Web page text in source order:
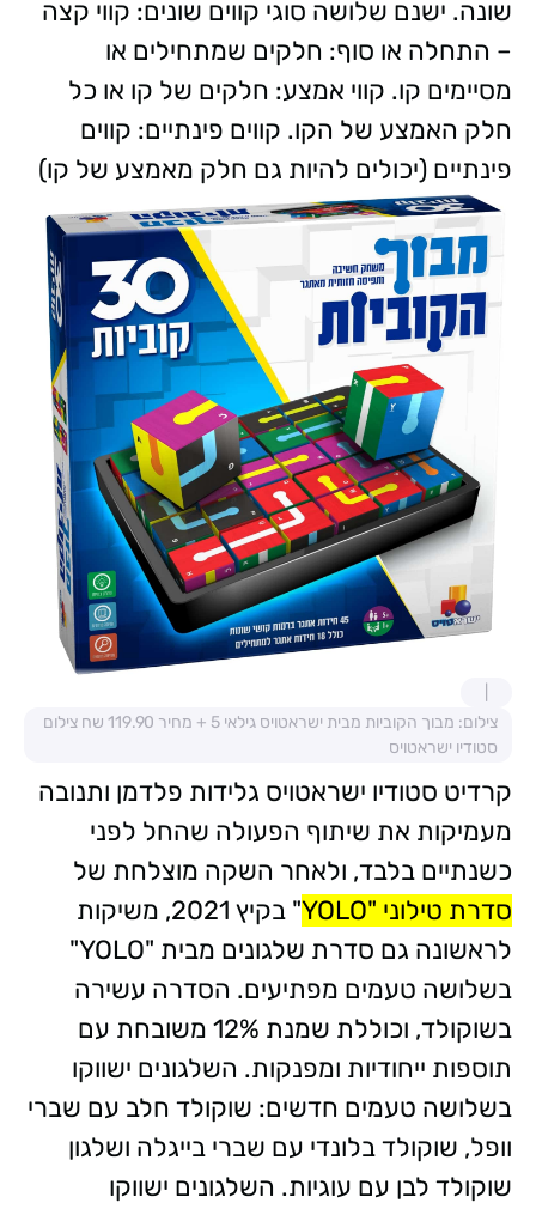
שונה. ישנם שלושה סוגי קווים שונים: קווי קצה
– התחלה או סוף: חלקים שמתחילים או
מסיימים קו. קווי אמצע: חלקים של קו או כל
חלק האמצע של הקו. קווים פינתיים: קווים
פינתיים (יכולים להיות גם חלק מאמצע של קו)
צילום: מבוך הקוביות מבית ישראטויס גילאי 5 + מחיר 119.90 שח צילום
סטודיו ישראטויס
קרדיט סטודיו ישראטויס גלידות פלדמן ותנובה
מעמיקות את שיתוף הפעולה שהחל לפני
כשנתיים בלבד, ולאחר השקה מוצלחת של
סדרת טילוני "YOLO
" בקיץ 2021, משיקות
לראשונה גם סדרת שלגונים מבית "YOLO"
בשלושה טעמים מפתיעים. הסדרה עשירה
בשוקולד, וכוללת שמנת 12% משובחת עם
תוספות ייחודיות ומפנקות. השלגונים ישווקו
בשלושה טעמים חדשים: שוקולד חלב עם שברי
וופל, שוקולד בלונדי עם שברי בייגלה ושלגון
שוקולד לבן עם עוגיות. השלגונים ישווקו